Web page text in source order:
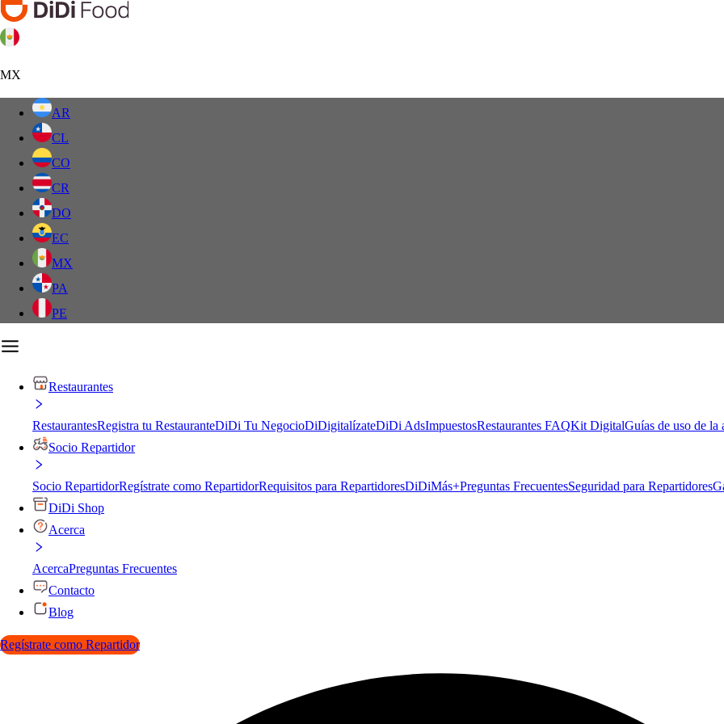
MX
AR
CL
CO
CR
DO
EC
MX
PA
PE
Restaurantes
RestaurantesRegistra tu RestauranteDiDi Tu NegocioDiDigitalízateDiDi AdsImpuestosRestaurantes FAQKit DigitalGuías de uso de la
Socio Repartidor
Socio RepartidorRegístrate como RepartidorRequisitos para RepartidoresDiDiMás+Preguntas FrecuentesSeguridad para Repartidores
DiDi Shop
Acerca
AcercaPreguntas Frecuentes
Contacto
Blog
Regístrate como Repartidor